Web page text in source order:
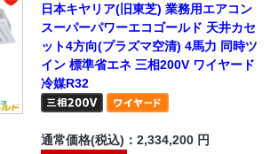
日本キヤリア(旧東芝) 業務用エアコン
スーパーパワーエコゴールド 天井カセ
ット4方向(プラズマ空清) 4馬力 同時ツ
イン 標準省エネ 三相200V ワイヤード
冷媒R32
通常価格(税込)：2,334,200 円